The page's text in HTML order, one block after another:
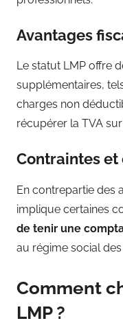
Avantages
Le statut LMP offre
supplémentaires,
charges non
récupérer la TVA
Contraintes
En contrepartie des
implique certaines
de tenir une
au régime social
Comment
LMP ?